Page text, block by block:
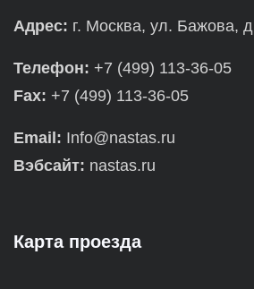
Адрес: г. Москва, ул. Бажова,
Телефон: +7 (499) 113-36-05
Fax: +7 (499) 113-36-05
Email: Info@nastas.ru
Вэбсайт: nastas.ru
Карта проезда